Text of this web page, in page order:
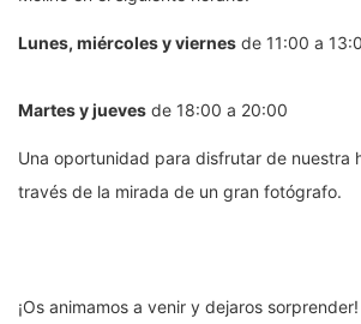
Lunes, miércoles y viernes de 11:00 a
Martes y jueves de 18:00 a 20:00
Una oportunidad para disfrutar de nuestra
través de la mirada de un gran fotógrafo.
¡Os animamos a venir y dejaros sorprender!